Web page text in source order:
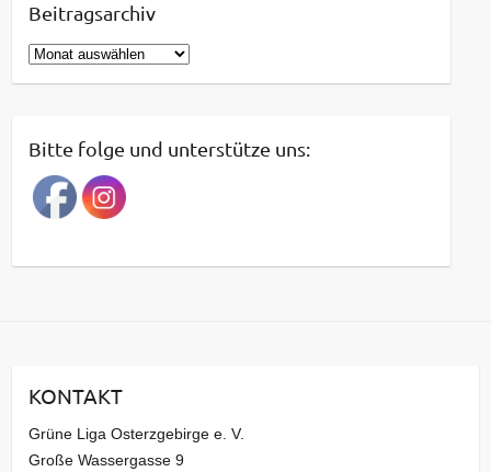
Beitragsarchiv
B
e
r
a
g
a
v
Bitte folge und unterstütze uns:
KONTAKT
Grüne Liga Osterzgebirge e. V.
Große Wassergasse 9